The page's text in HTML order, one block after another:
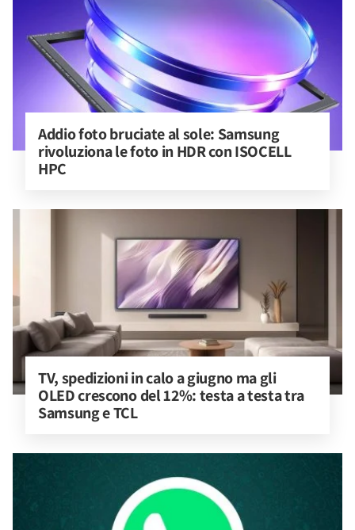
Addio foto bruciate al sole: Samsung
rivoluziona le foto in HDR con ISOCELL
HPC
TV, spedizioni in calo a giugno ma gli
OLED crescono del 12%: testa a testa tra
Samsung e TCL